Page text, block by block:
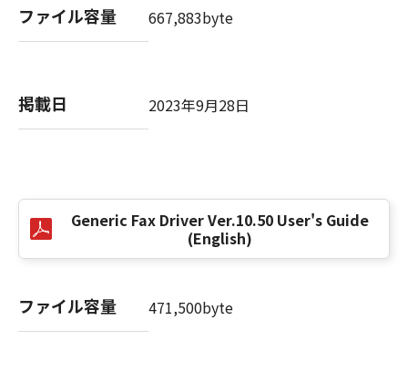
した場合、本契約書は直ちに終了します。
(4) お客様は、上記(3)によって本契約書が終了
のとします。
９．U.S. GOVERNMENT RESTRICTED RIGHTS
NOTICE
“米国政府エンドユーザー”とは、米国政府の機
府エンドユーザーである場合、以下の規定が適
用されます：The SOFTWARE is a "commercial
ファイル容量 667,883byte
掲載日 2023年9月28日
Generic Fax Driver Ver.10.50 User's Guide
(English)
ファイル容量 471,500byte